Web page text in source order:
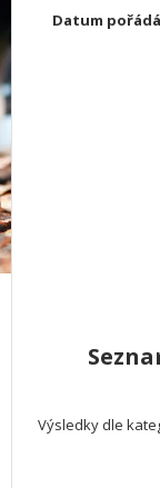
Datum
Výsledky dle